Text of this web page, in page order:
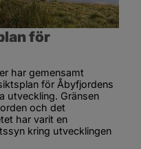
för
har gemensamt
för Åbyfjordens
utveckling. Gränsen
och det
har varit en
kring utvecklingen